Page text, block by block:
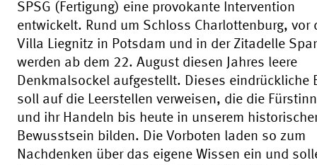
SPSG (Fertigung) eine provokante Intervention
entwickelt. Rund um Schloss Charlottenburg, vor
Villa Liegnitz in Potsdam und in der Zitadelle
werden ab dem 22. August diesen Jahres leere
Denkmalsockel aufgestellt. Dieses eindrückliche
soll auf die Leerstellen verweisen, die die
und ihr Handeln bis heute in unserem
Bewusstsein bilden. Die Vorboten laden so zum
Nachdenken über das eigene Wissen ein und